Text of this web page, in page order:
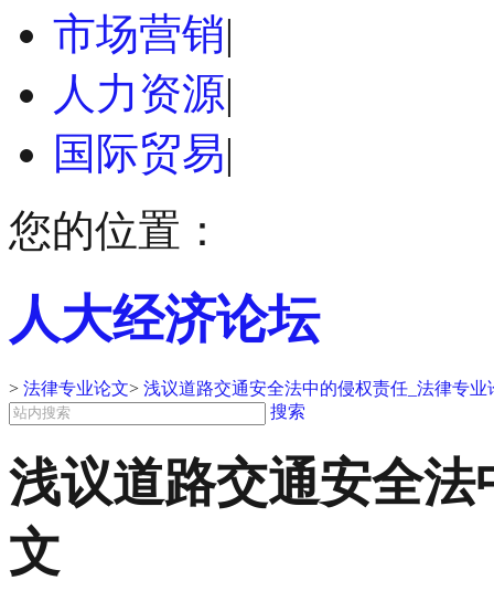
市场营销|
人力资源|
国际贸易|
您的位置：
人大经济论坛
> 法律专业论文> 浅议道路交通安全法中的侵权责任_法律专业
搜索
浅议道路交通安全
文